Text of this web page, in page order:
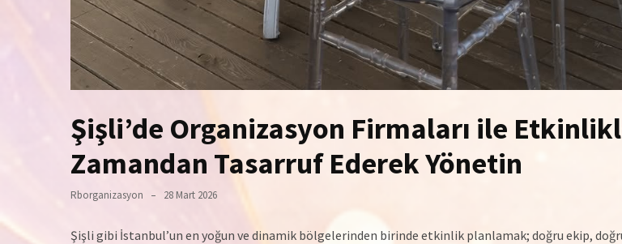
Şişli’de Organizasyon Firmaları ile
Zamandan Tasarruf Ederek Yönetin
Rborganizasyon 28 Mart 2026
Şişli gibi İstanbul’un en yoğun ve dinamik bölgelerinden birinde etkinlik planlamak; doğru ekip,